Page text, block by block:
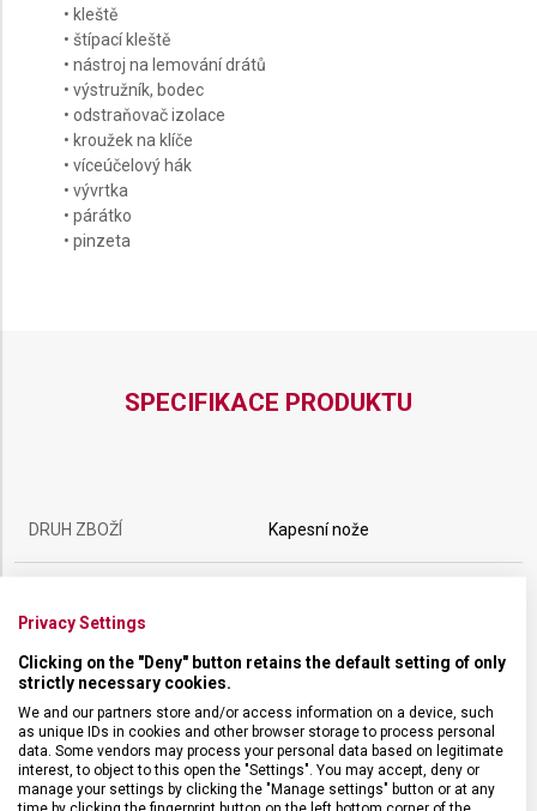
• kleště
• štípací kleště
• nástroj na lemování drátů
• výstružník, bodec
• odstraňovač izolace
• kroužek na klíče
• víceúčelový hák
• vývrtka
• párátko
• pinzeta
SPECIFIKACE PRODUKTU
DRUH ZBOŽÍ Kapesní nože
HMOTNOST 155 g
POČET FUNKCÍ 24
VELIKOST 9,1 x 2,75 cm
Privacy Settings
Clicking on the "Deny" button retains the default setting of only
strictly necessary cookies.
We and our partners store and/or access information on a device, such
as unique IDs in cookies and other browser storage to process personal
data. Some vendors may process your personal data based on legitimate
interest, to object to this open the "Settings". You may accept, deny or
manage your settings by clicking the "Manage settings" button or at any
time by clicking the fingerprint button on the left bottom corner of the